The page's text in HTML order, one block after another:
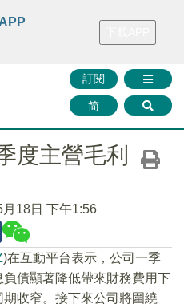
FINMETA 財華證券 媒體矩陣
訂閱
简
度主營毛利
月18日 下午1:56
)在互動平台表示，公司一季
債顯著降低帶來財務費用下
收窄。接下來公司將圍繞